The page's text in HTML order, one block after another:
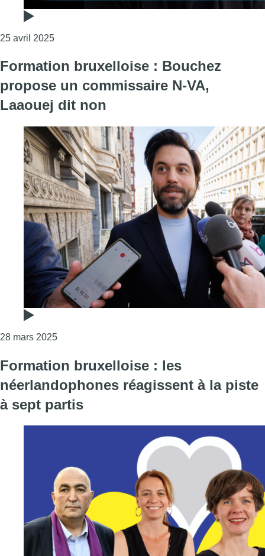
25 avril 2025Consulter l'article "Négociations : une nouvelle
Formation bruxelloise : Bouchez
propose un commissaire N-VA,
Laaouej dit non
28 mars 2025Consulter l'article "Formation bruxelloise :
Formation bruxelloise : les
néerlandophones réagissent à la piste
à sept partis